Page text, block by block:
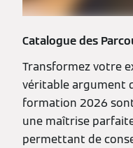
Catalogue des
Transformez votre
véritable argument
formation 2026
une maîtrise
permettant de